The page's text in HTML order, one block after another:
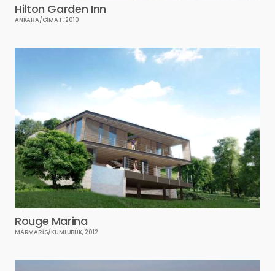
Hilton Garden Inn
ANKARA/GİMAT, 2010
Rouge Marina
MARMARİS/KUMLUBÜK, 2012